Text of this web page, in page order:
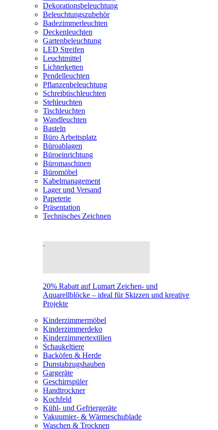
Dekorationsbeleuchtung
Beleuchtungszubehör
Badezimmerleuchten
Deckenleuchten
Gartenbeleuchtung
LED Streifen
Leuchtmittel
Lichterketten
Pendelleuchten
Pflanzenbeleuchtung
Schreibtischleuchten
Stehleuchten
Tischleuchten
Wandleuchten
Basteln
Büro Arbeitsplatz
Büroablagen
Büroeinrichtung
Büromaschinen
Büromöbel
Kabelmanagement
Lager und Versand
Papeterie
Präsentation
Technisches Zeichnen
20% Rabatt auf Lumart Zeichen- und
Aquarellblöcke – ideal für Skizzen und kreative
Projekte
Kinderzimmermöbel
Kinderzimmerdeko
Kinderzimmertextilien
Schaukeltiere
Backöfen & Herde
Dunstabzugshauben
Gargeräte
Geschirrspüler
Handtrockner
Kochfeld
Kühl- und Gefriergeräte
Vakuumier- & Wärmeschublade
Waschen & Trocknen